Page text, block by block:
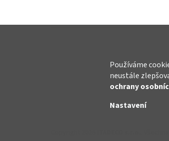
Používáme
neustále
ochrany
Nastavení